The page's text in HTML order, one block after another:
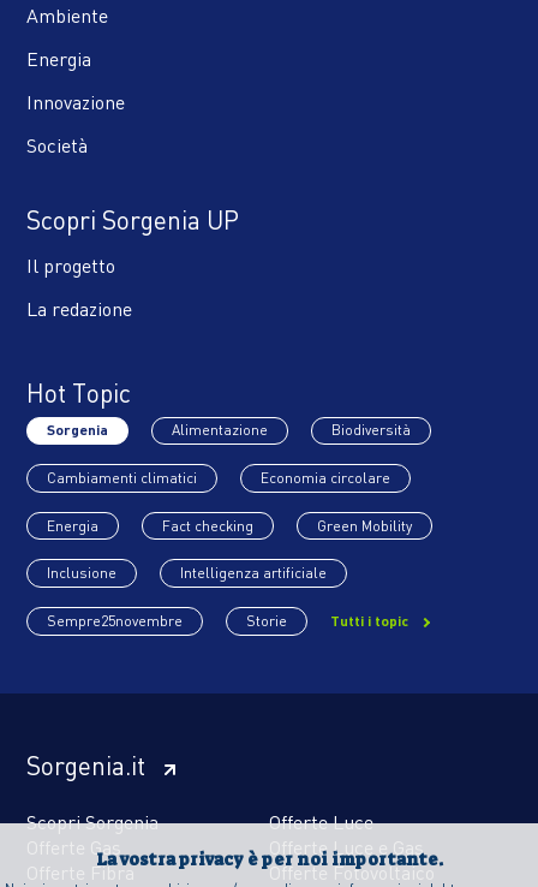
La vostra privacy è per noi importante.
Ambiente
Energia
Innovazione
Società
Scopri Sorgenia UP
Il progetto
La redazione
Hot Topic
Sorgenia Alimentazione Biodiversità
Cambiamenti climatici Economia circolare
Energia Fact checking Green Mobility
Inclusione Intelligenza artificiale
Sempre25novembre Storie Tutti i topic
Sorgenia.it
Scopri Sorgenia
Offerte Luce
Offerte Gas
Offerte Luce e Gas
Offerte Fibra
Offerte Fotovoltaico